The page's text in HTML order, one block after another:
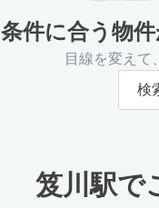
条件に合う物
目線を変えて
検
笈川駅で